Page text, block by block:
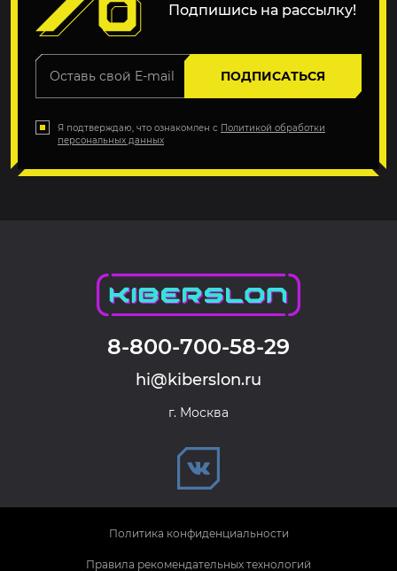
Подпишись на рассылку!
ПОДПИСАТЬСЯ
Я подтверждаю, что ознакомлен с Политикой обработки
персональных данных
8-800-700-58-29
hi@kiberslon.ru
г. Москва
Политика конфиденциальности
Правила рекомендательных технологий